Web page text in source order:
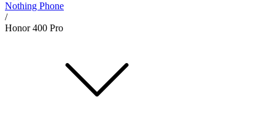
Nothing Phone
/
Honor 400 Pro